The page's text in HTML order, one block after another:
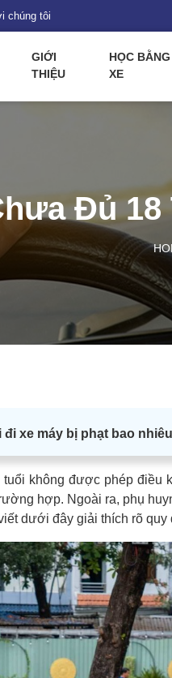
chúng tôi
GIỚI
THIỆU
HỌC
XE
Đủ 18
xe máy bị phạt bao nhiêu
không được phép điều
hợp. Ngoài ra, phụ
dưới đây giải thích rõ quy